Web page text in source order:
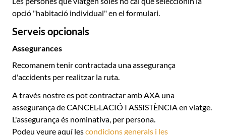
opció "habitació individual" en el formulari.
Serveis opcionals
Assegurances
Recomanem tenir contractada una assegurança
d'accidents per realitzar la ruta.
A través nostre es pot contractar amb AXA una
assegurança de CANCEL·LACIÓ I ASSISTÈNCIA en viatge.
L'assegurança és nominativa, per persona.
Podeu veure aquí lescondicions generals i les